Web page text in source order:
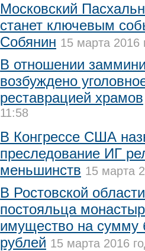
Московский
станет ключевым
Собянин 15 марта 2016
В отношении
возбуждено
реставрацией храмов
11:58
В Конгрессе США
преследование ИГ
меньшинств 15 марта
В Ростовской
постояльца
имущество на сумму
рублей 15 марта 2016